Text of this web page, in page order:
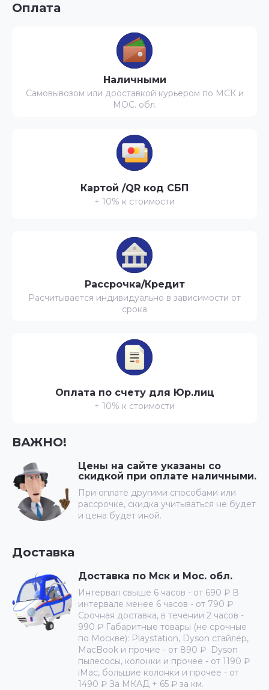
ВАЖНО!
Цены на сайте указаны со
скидкой при оплате наличными.
При оплате другими способами или
рассрочке, скидка учитываться не будет
и цена будет иной.
Оплата
Наличными
Самовывозом или дооставкой курьером по МСК и
МОС. обл.
Картой /QR код СБП
+ 10% к стоимости
Рассрочка/Кредит
Расчитывается индивидуально в зависимости от
срока
Оплата по счету для Юр.лиц
+ 10% к стоимости
Доставка
Доставка по Мск и Мос. обл.
Интервал свыше 6 часов - от 690 ₽ В
интервале менее 6 часов - от 790 ₽
Срочная доставка, в течении 2 часов -
990 ₽ Габаритные товары (не срочные
по Москве): Playstation, Dyson стайлер,
MacBook и прочие - от 890 ₽ Dyson
пылесосы, колонки и прочее - от 1190 ₽
iMac, большие колонки и прочее - от
1490 ₽ За МКАД + 65 ₽ за км.